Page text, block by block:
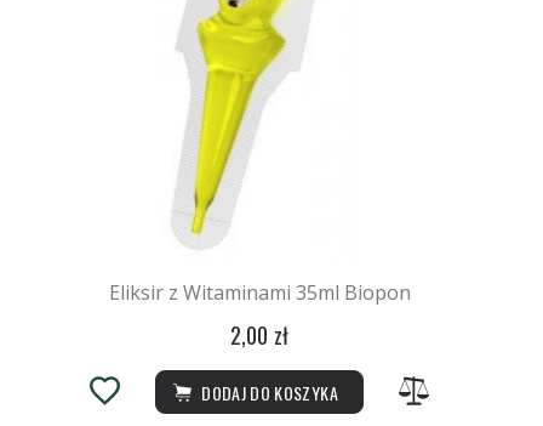
Eliksir z Witaminami 35ml Biopon
2,00 zł
DODAJ DO KOSZYKA